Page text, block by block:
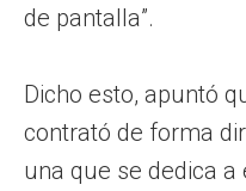
de pantalla”.
Dicho esto, apuntó
contrató de forma
una que se dedica a